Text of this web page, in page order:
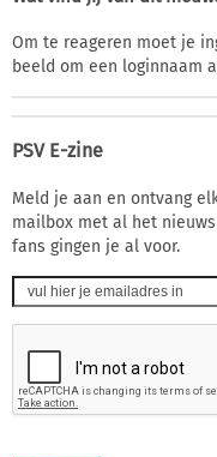
Om te reageren moet je
beeld om een loginnaam
PSV E-zine
Meld je aan en ontvang
mailbox met al het
fans gingen je al voor.